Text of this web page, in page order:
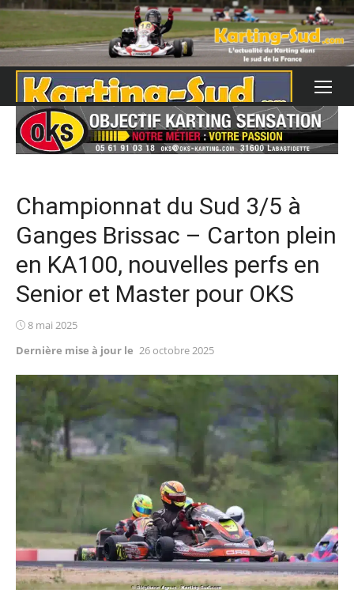
Skip
content
Championnat du Sud 3/5 à
Ganges Brissac – Carton plein
en KA100, nouvelles perfs en
Senior et Master pour OKS
Posted
8 mai 2025
Dernière mise à jour le 26 octobre 2025